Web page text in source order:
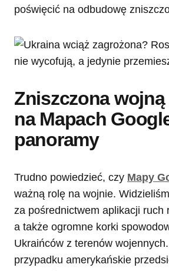
poświęcić na odbudowę
Zniszczona wojną
na Mapach
panoramy
Trudno powiedzieć, czy Mapy
ważną rolę na wojnie.
za pośrednictwem aplikacji ruch
a także ogromne korki
Ukraińców z terenów
przypadku amerykańskie